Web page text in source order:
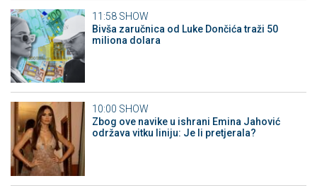
11:58 SHOW
Bivša zaručnica od Luke Dončića traži 50
miliona dolara
10:00 SHOW
Zbog ove navike u ishrani Emina Jahović
održava vitku liniju: Je li pretjerala?